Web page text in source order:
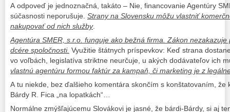
A odpoveď je jednoznačná, takáto – Nie, financovanie Agentúry
súčasnosti neporušuje. Strany na Slovensku môžu vlastniť
nakupovať od nich služby.
Agentúra SMER, s.r.o. funguje ako bežná firma. Zákon
dcére spoločnosti. Využitie štátnych príspevkov: Keď strana
vo voľbách, legislatíva striktne neurčuje, u akých dodávateľov ich
vlastnú agentúru formou faktúr za kampaň, či marketing je z
A tu niekde, bez ďalšieho komentára skončím s konštatovaním, že
Bárdy R. Fica „na lopatkách“…
Normálne zmýšľajúcemu Slovákovi je jasné, že bárdi-Bárdy, si aj